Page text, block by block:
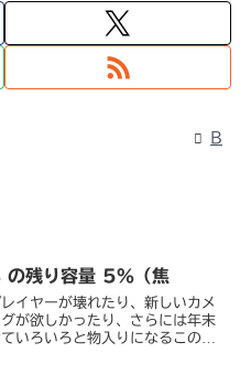
B
の残り容量 5%（焦
イヤーが壊れたり、新しいカメ
が欲しかったり、さらには年末
いろいろと物入りになるこの時